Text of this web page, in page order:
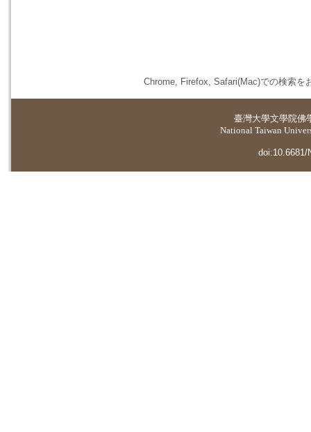
Chrome, Firefox, Safari(Mac)での検索を
臺灣大學文學院佛
National Taiwan
doi:10.6681/